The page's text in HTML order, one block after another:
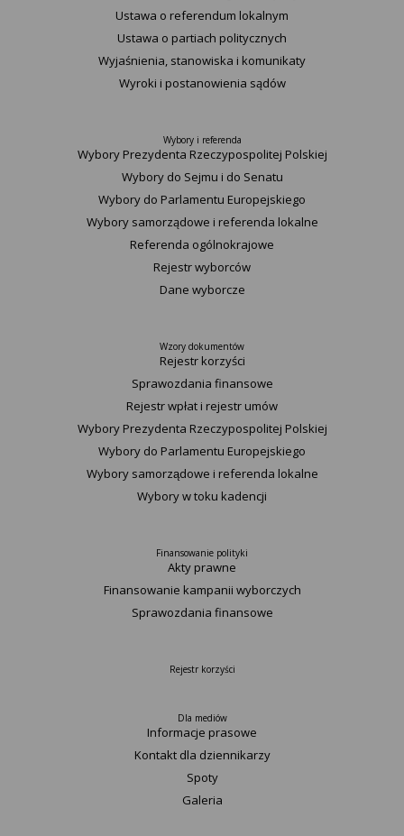
Ustawa o referendum lokalnym
Ustawa o partiach politycznych
Wyjaśnienia, stanowiska i komunikaty
Wyroki i postanowienia sądów
Wybory i referenda
Wybory Prezydenta Rzeczypospolitej Polskiej
Wybory do Sejmu i do Senatu
Wybory do Parlamentu Europejskiego
Wybory samorządowe i referenda lokalne
Referenda ogólnokrajowe
Rejestr wyborców
Dane wyborcze
Wzory dokumentów
Rejestr korzyści
Sprawozdania finansowe
Rejestr wpłat i rejestr umów
Wybory Prezydenta Rzeczypospolitej Polskiej
Wybory do Parlamentu Europejskiego
Wybory samorządowe i referenda lokalne
Wybory w toku kadencji
Finansowanie polityki
Akty prawne
Finansowanie kampanii wyborczych
Sprawozdania finansowe
Rejestr korzyści
Dla mediów
Informacje prasowe
Kontakt dla dziennikarzy
Spoty
Galeria